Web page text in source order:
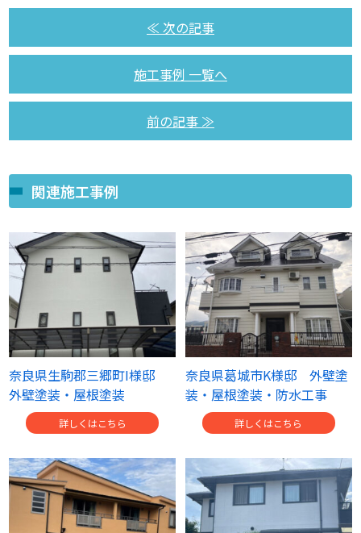
≪ 次の記事
施工事例 一覧へ
前の記事 ≫
関連施工事例
奈良県生駒郡三郷町I様邸
外壁塗装・屋根塗装
詳しくはこちら
奈良県葛城市K様邸 外壁塗
装・屋根塗装・防水工事
詳しくはこちら